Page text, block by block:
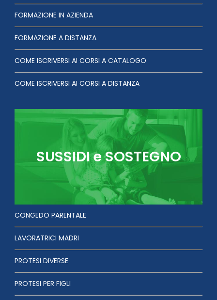
FORMAZIONE IN AZIENDA
FORMAZIONE A DISTANZA
COME ISCRIVERSI AI CORSI A CATALOGO
COME ISCRIVERSI AI CORSI A DISTANZA
SUSSIDI e SOSTEGNO
CONGEDO PARENTALE
LAVORATRICI MADRI
PROTESI DIVERSE
PROTESI PER FIGLI